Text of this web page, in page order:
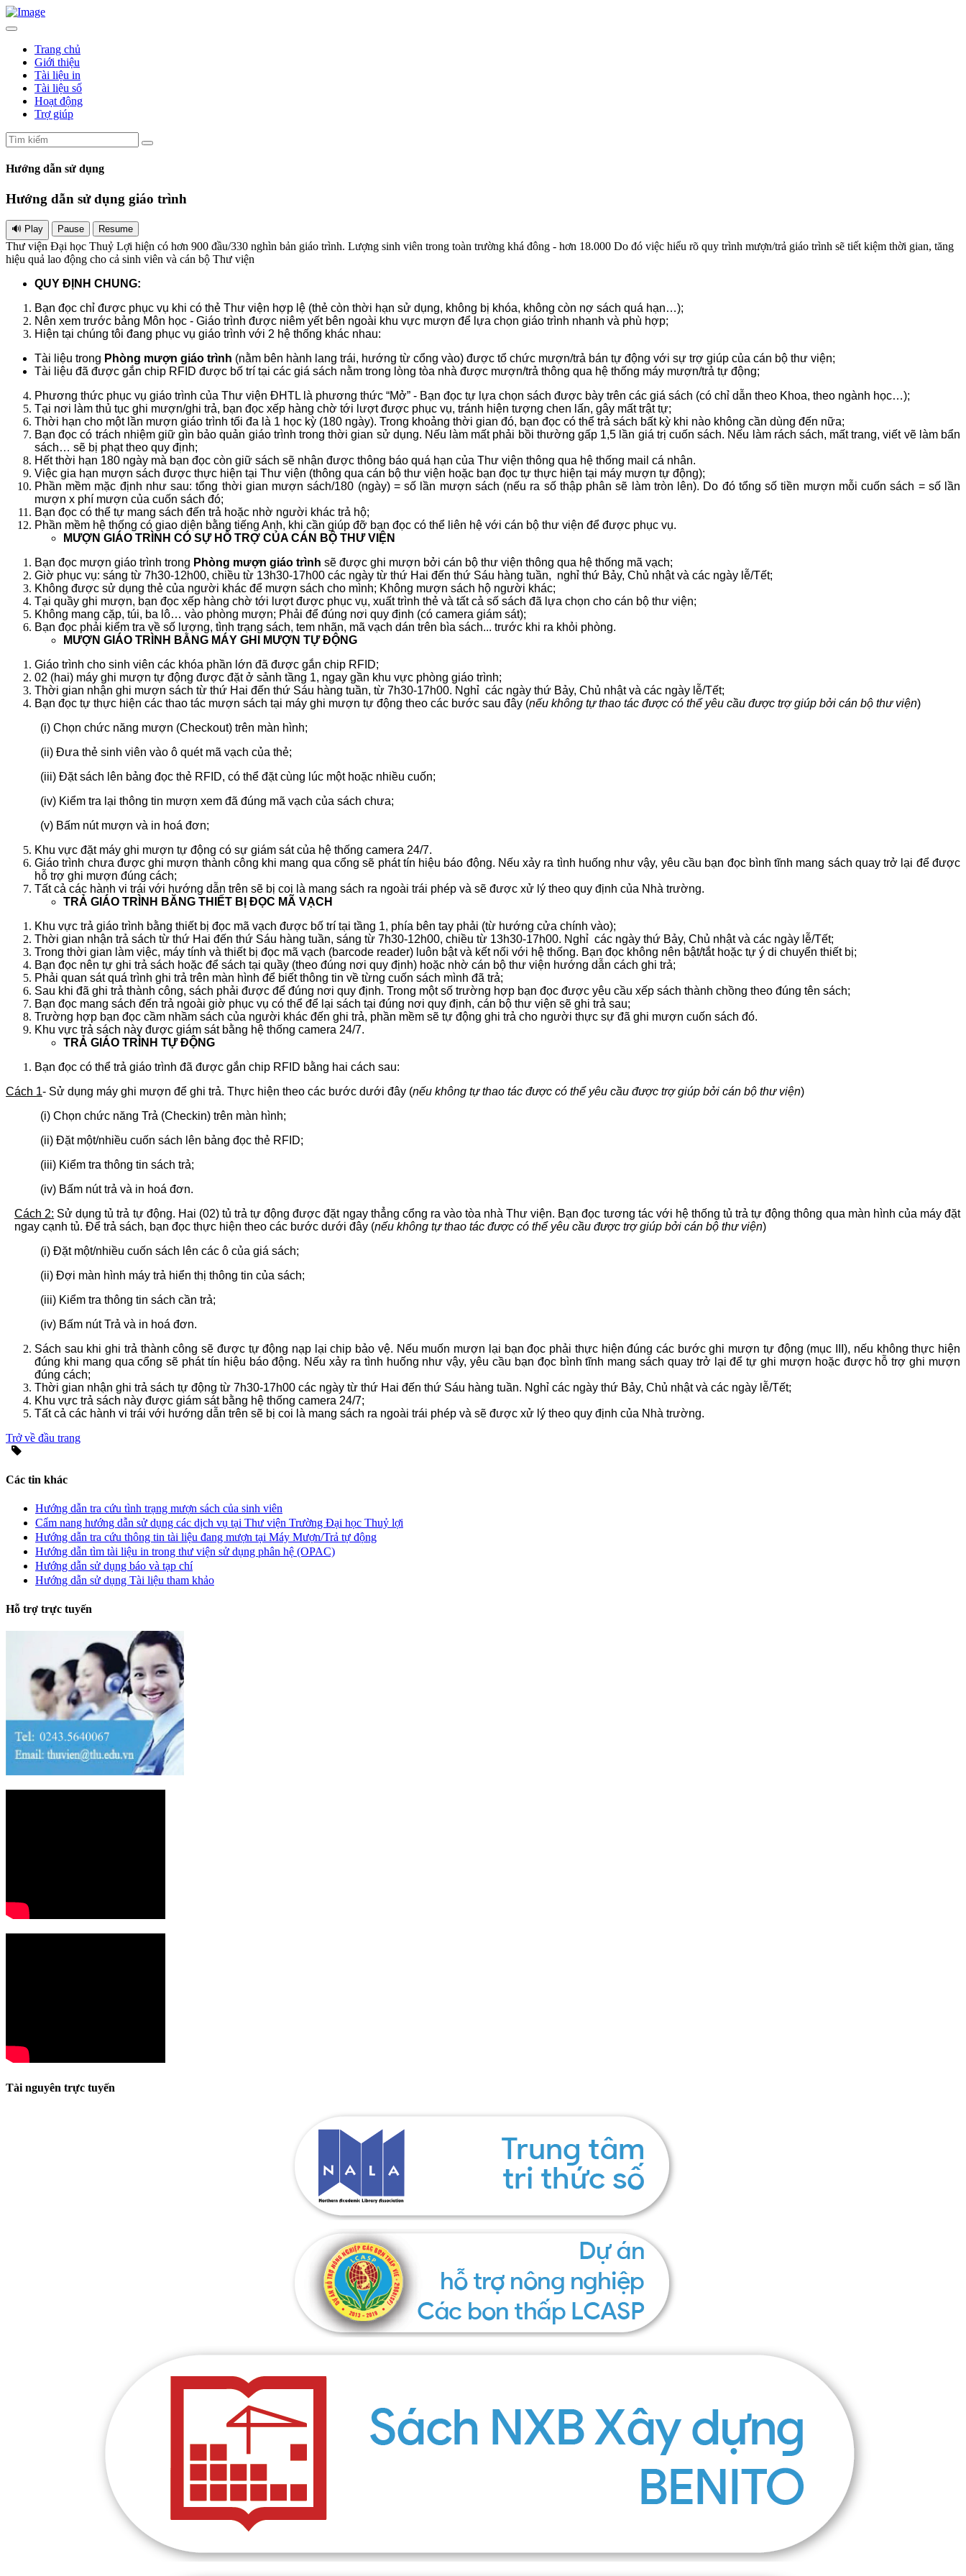
Trang chủ
Giới thiệu
Tài liệu in
Tài liệu số
Hoạt động
Trợ giúp
Hướng dẫn sử dụng
Hướng dẫn sử dụng giáo trình
Thư viện Đại học Thuỷ Lợi hiện có hơn 900 đầu/330 nghìn bản giáo trình. Lượng sinh viên trong toàn trường khá đông - hơn 18.000 Do đó việc hiểu rõ quy trình mượn/trả giáo trình sẽ tiết kiệm thời gian, tăng
hiệu quả lao động cho cả sinh viên và cán bộ Thư viện
QUY ĐỊNH CHUNG:
Bạn đọc chỉ được phục vụ khi có thẻ Thư viện hợp lệ (thẻ còn thời hạn sử dụng, không bị khóa, không còn nợ sách quá hạn…);
Nên xem trước bảng Môn học - Giáo trình được niêm yết bên ngoài khu vực mượn để lựa chọn giáo trình nhanh và phù hợp;
Hiện tại chúng tôi đang phục vụ giáo trình với 2 hệ thống khác nhau:
Tài liệu trong Phòng mượn giáo trình (nằm bên hành lang trái, hướng từ cổng vào) được tổ chức mượn/trả bán tự động với sự trợ giúp của cán bộ thư viện;
Tài liệu đã được gắn chip RFID được bố trí tại các giá sách nằm trong lòng tòa nhà được mượn/trả thông qua hệ thống máy mượn/trả tự động;
Phương thức phục vụ giáo trình của Thư viện ĐHTL là phương thức “Mở” - Bạn đọc tự lựa chọn sách được bày trên các giá sách (có chỉ dẫn theo Khoa, theo ngành học…);
Tại nơi làm thủ tục ghi mượn/ghi trả, bạn đọc xếp hàng chờ tới lượt được phục vụ, tránh hiện tượng chen lấn, gây mất trật tự;
Thời hạn cho một lần mượn giáo trình tối đa là 1 học kỳ (180 ngày). Trong khoảng thời gian đó, bạn đọc có thể trả sách bất kỳ khi nào không cần dùng đến nữa;
Bạn đọc có trách nhiệm giữ gìn bảo quản giáo trình trong thời gian sử dụng. Nếu làm mất phải bồi thường gấp 1,5 lần giá trị cuốn sách. Nếu làm rách sách, mất trang, viết vẽ làm bẩn
sách… sẽ bị phạt theo quy định;
Hết thời hạn 180 ngày mà bạn đọc còn giữ sách sẽ nhận được thông báo quá hạn của Thư viện thông qua hệ thống mail cá nhân.
Việc gia hạn mượn sách được thực hiện tại Thư viện (thông qua cán bộ thư viện hoặc bạn đọc tự thực hiện tại máy mượn tự động);
Phần mềm mặc định như sau: tổng thời gian mượn sách/180 (ngày) = số lần mượn sách (nếu ra số thập phân sẽ làm tròn lên). Do đó tổng số tiền mượn mỗi cuốn sách = số lần
mượn x phí mượn của cuốn sách đó;
Bạn đọc có thể tự mang sách đến trả hoặc nhờ người khác trả hộ;
Phần mềm hệ thống có giao diện bằng tiếng Anh, khi cần giúp đỡ bạn đọc có thể liên hệ với cán bộ thư viện để được phục vụ.
MƯỢN GIÁO TRÌNH CÓ SỰ HỖ TRỢ CỦA CÁN BỘ THƯ VIỆN
Bạn đọc mượn giáo trình trong Phòng mượn giáo trình sẽ được ghi mượn bởi cán bộ thư viện thông qua hệ thống mã vạch;
Giờ phục vụ: sáng từ 7h30-12h00, chiều từ 13h30-17h00 các ngày từ thứ Hai đến thứ Sáu hàng tuần, nghỉ thứ Bảy, Chủ nhật và các ngày lễ/Tết;
Không được sử dụng thẻ của người khác để mượn sách cho mình; Không mượn sách hộ người khác;
Tại quầy ghi mượn, bạn đọc xếp hàng chờ tới lượt được phục vụ, xuất trình thẻ và tất cả số sách đã lựa chọn cho cán bộ thư viện;
Không mang cặp, túi, ba lô… vào phòng mượn; Phải để đúng nơi quy định (có camera giám sát);
Bạn đọc phải kiểm tra về số lượng, tình trạng sách, tem nhãn, mã vạch dán trên bìa sách... trước khi ra khỏi phòng.
MƯỢN GIÁO TRÌNH BẰNG MÁY GHI MƯỢN TỰ ĐỘNG
Giáo trình cho sinh viên các khóa phần lớn đã được gắn chip RFID;
02 (hai) máy ghi mượn tự động được đặt ở sảnh tầng 1, ngay gần khu vực phòng giáo trình;
Thời gian nhận ghi mượn sách từ thứ Hai đến thứ Sáu hàng tuần, từ 7h30-17h00. Nghỉ các ngày thứ Bảy, Chủ nhật và các ngày lễ/Tết;
Bạn đọc tự thực hiện các thao tác mượn sách tại máy ghi mượn tự động theo các bước sau đây (nếu không tự thao tác được có thể yêu cầu được trợ giúp bởi cán bộ thư viện)
(i) Chọn chức năng mượn (Checkout) trên màn hình;
(ii) Đưa thẻ sinh viên vào ô quét mã vạch của thẻ;
(iii) Đặt sách lên bảng đọc thẻ RFID, có thể đặt cùng lúc một hoặc nhiều cuốn;
(iv) Kiểm tra lại thông tin mượn xem đã đúng mã vạch của sách chưa;
(v) Bấm nút mượn và in hoá đơn;
Khu vực đặt máy ghi mượn tự động có sự giám sát của hệ thống camera 24/7.
Giáo trình chưa được ghi mượn thành công khi mang qua cổng sẽ phát tín hiệu báo động. Nếu xảy ra tình huống như vậy, yêu cầu bạn đọc bình tĩnh mang sách quay trở lại để được
hỗ trợ ghi mượn đúng cách;
Tất cả các hành vi trái với hướng dẫn trên sẽ bị coi là mang sách ra ngoài trái phép và sẽ được xử lý theo quy định của Nhà trường.
TRẢ GIÁO TRÌNH BĂNG THIẾT BỊ ĐỌC MÃ VẠCH
Khu vực trả giáo trình bằng thiết bị đọc mã vạch được bố trí tại tầng 1, phía bên tay phải (từ hướng cửa chính vào);
Thời gian nhận trả sách từ thứ Hai đến thứ Sáu hàng tuần, sáng từ 7h30-12h00, chiều từ 13h30-17h00. Nghỉ các ngày thứ Bảy, Chủ nhật và các ngày lễ/Tết;
Trong thời gian làm việc, máy tính và thiết bị đọc mã vạch (barcode reader) luôn bật và kết nối với hệ thống. Bạn đọc không nên bật/tắt hoặc tự ý di chuyển thiết bị;
Bạn đọc nên tự ghi trả sách hoặc để sách tại quầy (theo đúng nơi quy định) hoặc nhờ cán bộ thư viện hướng dẫn cách ghi trả;
Phải quan sát quá trình ghi trả trên màn hình để biết thông tin về từng cuốn sách mình đã trả;
Sau khi đã ghi trả thành công, sách phải được để đúng nơi quy định. Trong một số trường hợp bạn đọc được yêu cầu xếp sách thành chồng theo đúng tên sách;
Bạn đọc mang sách đến trả ngoài giờ phục vụ có thể để lại sách tại đúng nơi quy định, cán bộ thư viện sẽ ghi trả sau;
Trường hợp bạn đọc cầm nhầm sách của người khác đến ghi trả, phần mềm sẽ tự động ghi trả cho người thực sự đã ghi mượn cuốn sách đó.
Khu vực trả sách này được giám sát bằng hệ thống camera 24/7.
TRẢ GIÁO TRÌNH TỰ ĐỘNG
Bạn đọc có thể trả giáo trình đã được gắn chip RFID bằng hai cách sau:
Cách 1- Sử dụng máy ghi mượn để ghi trả. Thực hiện theo các bước dưới đây (nếu không tự thao tác được có thể yêu cầu được trợ giúp bởi cán bộ thư viện)
(i) Chọn chức năng Trả (Checkin) trên màn hình;
(ii) Đặt một/nhiều cuốn sách lên bảng đọc thẻ RFID;
(iii) Kiểm tra thông tin sách trả;
(iv) Bấm nút trả và in hoá đơn.
Cách 2: Sử dụng tủ trả tự động. Hai (02) tủ trả tự động được đặt ngay thẳng cổng ra vào tòa nhà Thư viện. Bạn đọc tương tác với hệ thống tủ trả tự động thông qua màn hình của máy đặt
ngay cạnh tủ. Để trả sách, bạn đọc thực hiện theo các bước dưới đây (nếu không tự thao tác được có thể yêu cầu được trợ giúp bởi cán bộ thư viện)
(i) Đặt một/nhiều cuốn sách lên các ô của giá sách;
(ii) Đợi màn hình máy trả hiển thị thông tin của sách;
(iii) Kiểm tra thông tin sách cần trả;
(iv) Bấm nút Trả và in hoá đơn.
Sách sau khi ghi trả thành công sẽ được tự động nạp lại chip bảo vệ. Nếu muốn mượn lại bạn đọc phải thực hiện đúng các bước ghi mượn tự động (mục III), nếu không thực hiện
đúng khi mang qua cổng sẽ phát tín hiệu báo động. Nếu xảy ra tình huống như vậy, yêu cầu bạn đọc bình tĩnh mang sách quay trở lại để tự ghi mượn hoặc được hỗ trợ ghi mượn
đúng cách;
Thời gian nhận ghi trả sách tự động từ 7h30-17h00 các ngày từ thứ Hai đến thứ Sáu hàng tuần. Nghỉ các ngày thứ Bảy, Chủ nhật và các ngày lễ/Tết;
Khu vực trả sách này được giám sát bằng hệ thống camera 24/7;
Tất cả các hành vi trái với hướng dẫn trên sẽ bị coi là mang sách ra ngoài trái phép và sẽ được xử lý theo quy định của Nhà trường.
Trở về đầu trang
Các tin khác
Hướng dẫn tra cứu tình trạng mượn sách của sinh viên
Cẩm nang hướng dẫn sử dụng các dịch vụ tại Thư viện Trường Đại học Thuỷ lợi
Hướng dẫn tra cứu thông tin tài liệu đang mượn tại Máy Mượn/Trả tự động
Hướng dẫn tìm tài liệu in trong thư viện sử dụng phân hệ (OPAC)
Hướng dẫn sử dụng báo và tạp chí
Hướng dẫn sử dụng Tài liệu tham khảo
Hỗ trợ trực tuyến
Tài nguyên trực tuyến